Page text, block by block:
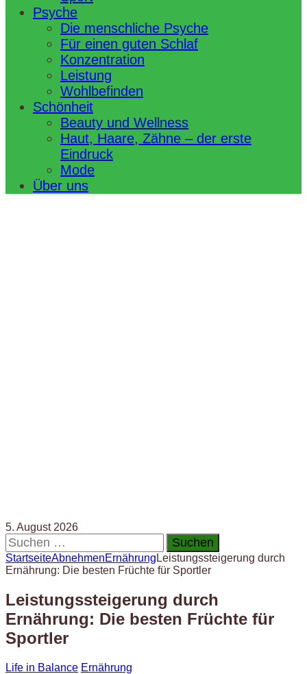
Psyche
Die menschliche Psyche
Für einen guten Schlaf
Konzentration
Leistung
Wohlbefinden
Schönheit
Beauty und Wellness
Haut, Haare, Zähne – der erste
Eindruck
Mode
Über uns
5. August 2026
Suchen
nach:
StartseiteAbnehmenErnährung Leistungssteigerung durch
Ernährung: Die besten Früchte für Sportler
Leistungssteigerung durch
Ernährung: Die besten Früchte für
Sportler
Life in Balance Ernährung